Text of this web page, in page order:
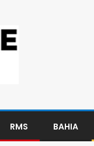
RMS BAHIA